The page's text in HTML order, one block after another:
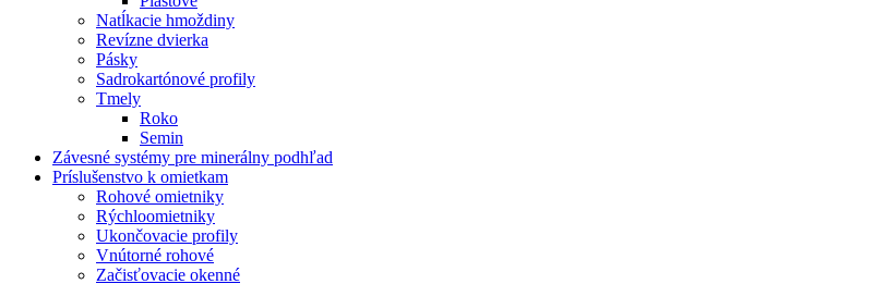
Natĺkacie hmoždiny
Revízne dvierka
Pásky
Sadrokartónové profily
Tmely
Roko
Semin
Závesné systémy pre minerálny podhľad
Príslušenstvo k omietkam
Rohové omietniky
Rýchloomietniky
Ukončovacie profily
Vnútorné rohové
Začisťovacie okenné